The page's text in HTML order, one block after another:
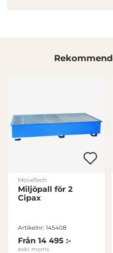
och annonserna till
för sociala medier och
vidarebefordrar även sådana
information från din enhet till
annons- och analysföretag
Dessa kan i sin tur
samlat in när du har använt
Samtyckesval
Inställningar
MoveTech
Miljöpall för 2
Cipax
Artikelnr: 145408
Från 14 495 :-
exkl. moms